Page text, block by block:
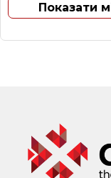
Показати